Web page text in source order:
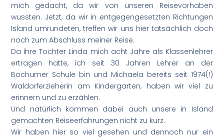
mich gedacht, da wir von unseren Reisevorhaben
wussten. Jetzt, da wir in entgegengesetzten Richtungen
Island umrundeten, treffen wir uns hier tatsächlich doch
noch zum Abschluss meiner Reise.
Da ihre Tochter Linda mich acht Jahre als Klassenlehrer
ertragen hatte, ich seit 30 Jahren Lehrer an der
Bochumer Schule bin und Michaela bereits seit 1974(!)
Waldorferzieherin am Kindergarten, haben wir viel zu
erinnern und zu erzählen.
Und natürlich kommen dabei auch unsere in Island
gemachten Reiseerfahrungen nicht zu kurz.
Wir haben hier so viel gesehen und dennoch nur ein